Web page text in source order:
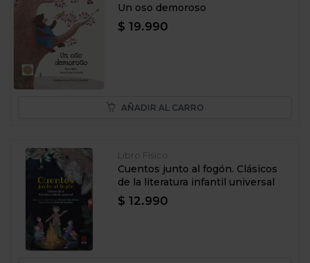
Un oso demoroso
$ 19.990
AÑADIR AL CARRO
Libro Físico
Cuentos junto al fogón. Clásicos
de la literatura infantil universal
$ 12.990